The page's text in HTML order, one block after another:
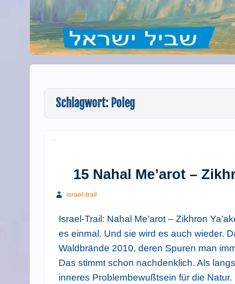
Schlagwort: Poleg
15 Nahal Me’arot –
israel-trail
Israel-Trail: Nahal Me’arot – Zikhron
es einmal. Und sie wird es auch wieder.
Waldbrände 2010, deren Spuren man
Das stimmt schon nachdenklich. Als
inneres Problembewußtsein für die